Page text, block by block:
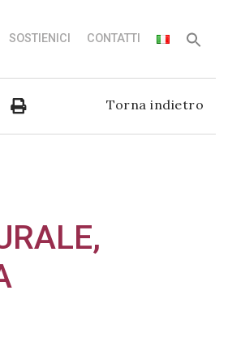
SOSTIENICI CONTATTI
Torna indietro